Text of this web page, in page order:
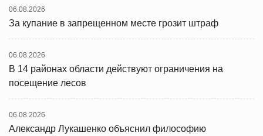
06.08.2026
За купание в запрещенном месте грозит штраф
06.08.2026
В 14 районах области действуют ограничения на
посещение лесов
06.08.2026
Александр Лукашенко объяснил философию